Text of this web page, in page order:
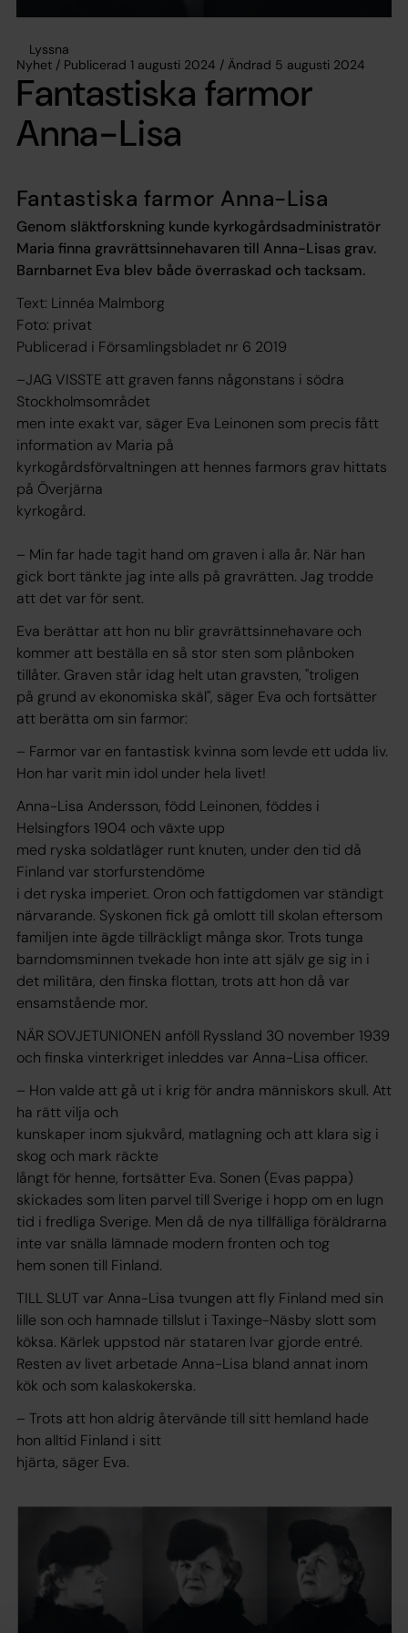
Lyssna
Nyhet / Publicerad 1 augusti 2024 / Ändrad 5 augusti 2024
Fantastiska farmor
Anna-Lisa
Fantastiska farmor Anna-Lisa
Genom släktforskning kunde kyrkogårdsadministratör
Maria finna gravrättsinnehavaren till Anna-Lisas grav.
Barnbarnet Eva blev både överraskad och tacksam.
Text: Linnéa Malmborg
Foto: privat
Publicerad i Församlingsbladet nr 6 2019
–JAG VISSTE att graven fanns någonstans i södra
Stockholmsområdet
men inte exakt var, säger Eva Leinonen som precis fått
information av Maria på
kyrkogårdsförvaltningen att hennes farmors grav hittats
på Överjärna
kyrkogård.
– Min far hade tagit hand om graven i alla år. När han
gick bort tänkte jag inte alls på gravrätten. Jag trodde
att det var för sent.
Eva berättar att hon nu blir gravrättsinnehavare och
kommer att beställa en så stor sten som plånboken
tillåter. Graven står idag helt utan gravsten, "troligen
på grund av ekonomiska skäl", säger Eva och fortsätter
att berätta om sin farmor:
– Farmor var en fantastisk kvinna som levde ett udda liv.
Hon har varit min idol under hela livet!
Anna-Lisa Andersson, född Leinonen, föddes i
Helsingfors 1904 och växte upp
med ryska soldatläger runt knuten, under den tid då
Finland var storfurstendöme
i det ryska imperiet. Oron och fattigdomen var ständigt
närvarande. Syskonen fick gå omlott till skolan eftersom
familjen inte ägde tillräckligt många skor. Trots tunga
barndomsminnen tvekade hon inte att själv ge sig in i
det militära, den finska flottan, trots att hon då var
ensamstående mor.
NÄR SOVJETUNIONEN anföll Ryssland 30 november 1939
och finska vinterkriget inleddes var Anna-Lisa officer.
– Hon valde att gå ut i krig för andra människors skull. Att
ha rätt vilja och
kunskaper inom sjukvård, matlagning och att klara sig i
skog och mark räckte
långt för henne, fortsätter Eva. Sonen (Evas pappa)
skickades som liten parvel till Sverige i hopp om en lugn
tid i fredliga Sverige. Men då de nya tillfälliga föräldrarna
inte var snälla lämnade modern fronten och tog
hem sonen till Finland.
TILL SLUT var Anna-Lisa tvungen att fly Finland med sin
lille son och hamnade tillslut i Taxinge-Näsby slott som
köksa. Kärlek uppstod när stataren Ivar gjorde entré.
Resten av livet arbetade Anna-Lisa bland annat inom
kök och som kalaskokerska.
– Trots att hon aldrig återvände till sitt hemland hade
hon alltid Finland i sitt
hjärta, säger Eva.